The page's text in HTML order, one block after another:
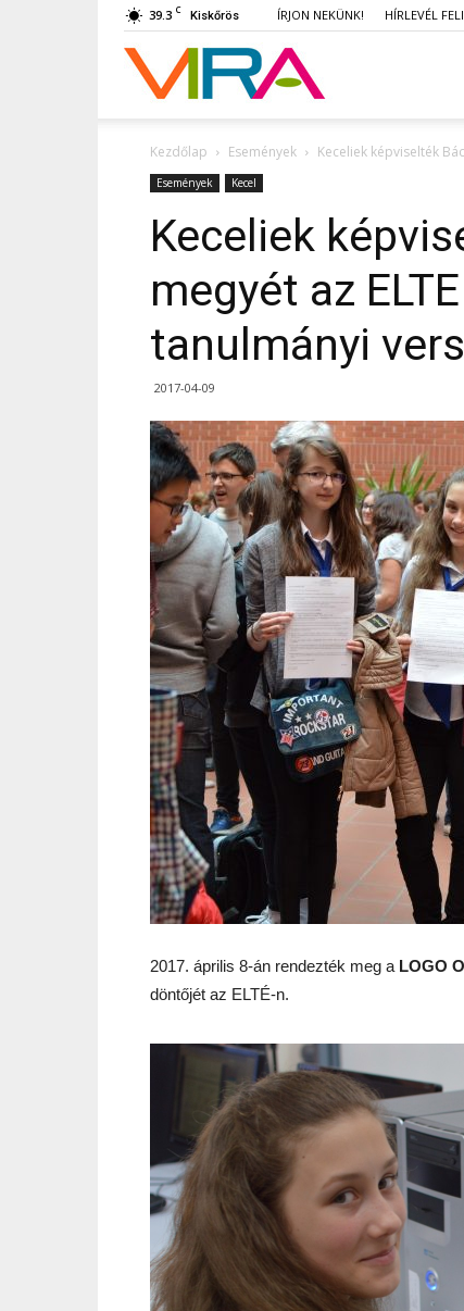
39.3 C Kiskőrös ÍRJON NEKÜNK! HÍRLEVÉL
VIRA
Kezdőlap Események Keceliek képviselték
Események Kecel
Keceliek
megyét az
tanulmányi
2017-04-09
2017. április 8-án rendezték meg a LOGO
döntőjét az ELTÉ-n.